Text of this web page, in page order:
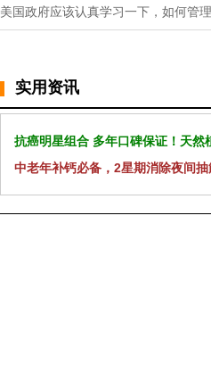
美国政府应该认真学习一下，如何管理
实用资讯
抗癌明星组合 多年口碑保证！天然
中老年补钙必备，2星期消除夜间